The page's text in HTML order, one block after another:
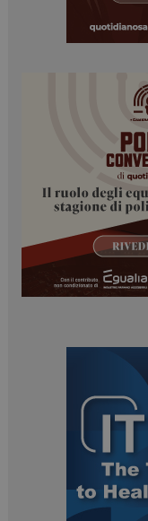
I cookie
sito web
navigazione
protette del
funzionare
_ga